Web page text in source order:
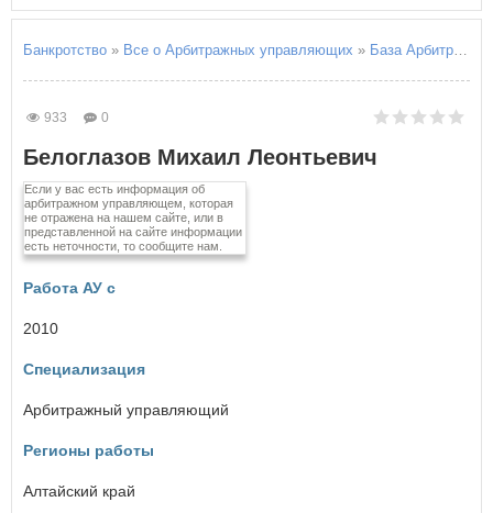
Белгородская область
В
Владимирская область
Вологодская область
Воронежская область
Е
Еврейская автономная область
З
Забайкальский край
И
Иркутская область
Кабардино-Балкарская Республика
Банкротство » Все о Арбитражных управляющих » База
933 0
Белоглазов Михаил Леонтьевич
Если у вас есть информация об
арбитражном управляющем, которая
не отражена на нашем сайте, или в
представленной на сайте информации
есть неточности, то сообщите нам.
Работа АУ с
2010
Специализация
Арбитражный управляющий
Регионы работы
Алтайский край
Заголовок модального окна